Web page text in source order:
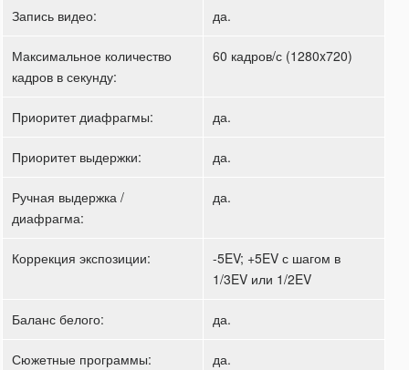
Запись видео: да.
Максимальное количество
кадров в секунду:
60 кадров/с (1280x720)
Приоритет диафрагмы: да.
Приоритет выдержки: да.
Ручная выдержка /
диафрагма:
да.
Коррекция экспозиции:
-5EV; +5EV с шагом в
1/3EV или 1/2EV
Баланс белого: да.
Сюжетные программы: да.